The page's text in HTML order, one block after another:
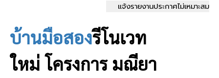
แจ้งรายงานประกาศไม่เหมาะสม
บ้านมือสองรีโนเวท
ใหม่ โครงการ มณียา